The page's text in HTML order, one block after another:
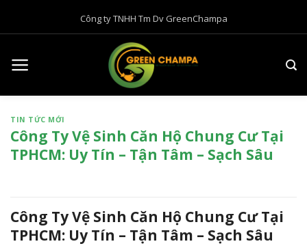
Công ty TNHH Tm Dv GreenChampa
TIN TỨC MỚI
Công Ty Vệ Sinh Căn Hộ Chung Cư Tại
TPHCM: Uy Tín – Tận Tâm – Sạch Sâu
Công Ty Vệ Sinh Căn Hộ Chung Cư Tại
TPHCM: Uy Tín – Tận Tâm – Sạch Sâu